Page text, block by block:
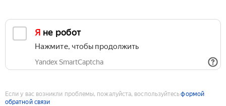
Я не робот
Нажмите, чтобы продолжить
Yandex SmartCaptcha
Если у вас возникли проблемы, пожалуйста, воспользуйтесьформой
обратной связи